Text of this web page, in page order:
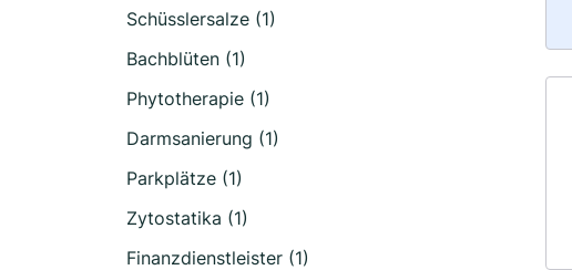
Schüsslersalze (1)
Bachblüten (1)
Phytotherapie (1)
Darmsanierung (1)
Parkplätze (1)
Zytostatika (1)
Finanzdienstleister (1)